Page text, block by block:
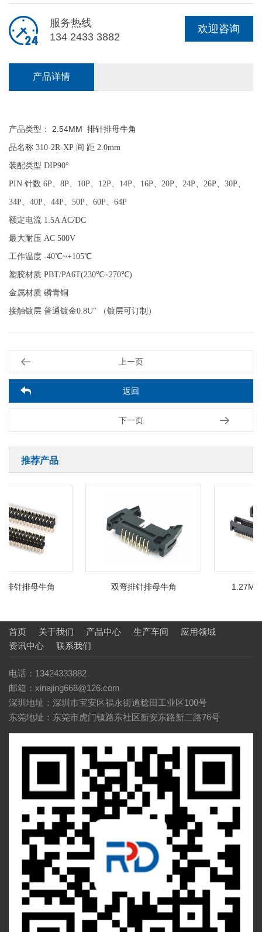
欢迎咨询
服务热线
134 2433 3882
产品详情
产品类型： 2.54MM 排针排母牛角
品名称 310-2R-XP 间 距 2.0mm
装配类型 DIP90°
PIN 针数 6P、8P、10P、12P、14P、16P、20P、24P、26P、30P、
34P、40P、44P、50P、60P、64P
额定电流 1.5A AC/DC
最大耐压 AC 500V
工作温度 -40℃~+105℃
塑胶材质 PBT/PA6T(230℃~270℃)
金属材质 磷青铜
接触镀层 普通镀金0.8U" （镀层可订制）
上一页
返回
下一页
推荐产品
针排母牛角 双弯排针排母牛角 1.27MM
首页 关于我们 产品中心 生产车间
应用领域
资讯中心
联系我们
电话：13424333882
邮箱：xinajing668@126.com
深圳地址：深圳市宝安区福永街道稔田工业区100号
东莞地址：东莞市虎门镇路东社区新安东路新二路76号